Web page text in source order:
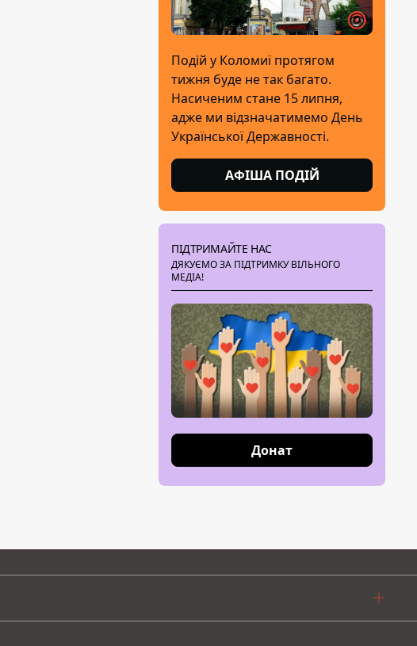
Подій у Коломиї протягом
тижня буде не так багато.
Насиченим стане 15 липня,
адже ми відзначатимемо День
Української Державності.
АФІША ПОДІЙ
ПІДТРИМАЙТЕ НАС
ДЯКУЄМО ЗА ПІДТРИМКУ ВІЛЬНОГО
МЕДІА!
Донат